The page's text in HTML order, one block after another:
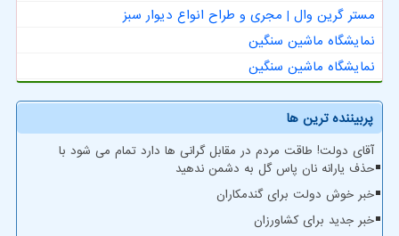
مستر گرین وال | مجری و طراح انواع دیوار سبز
نمایشگاه ماشین سنگین
نمایشگاه ماشین سنگین
پربیننده ترین ها
آقای دولت! طاقت مردم در مقابل گرانی ها دارد تمام می شود با
حذف یارانه نان پاس گل به دشمن ندهید
خبر خوش دولت برای گندمکاران
خبر جدید برای کشاورزان